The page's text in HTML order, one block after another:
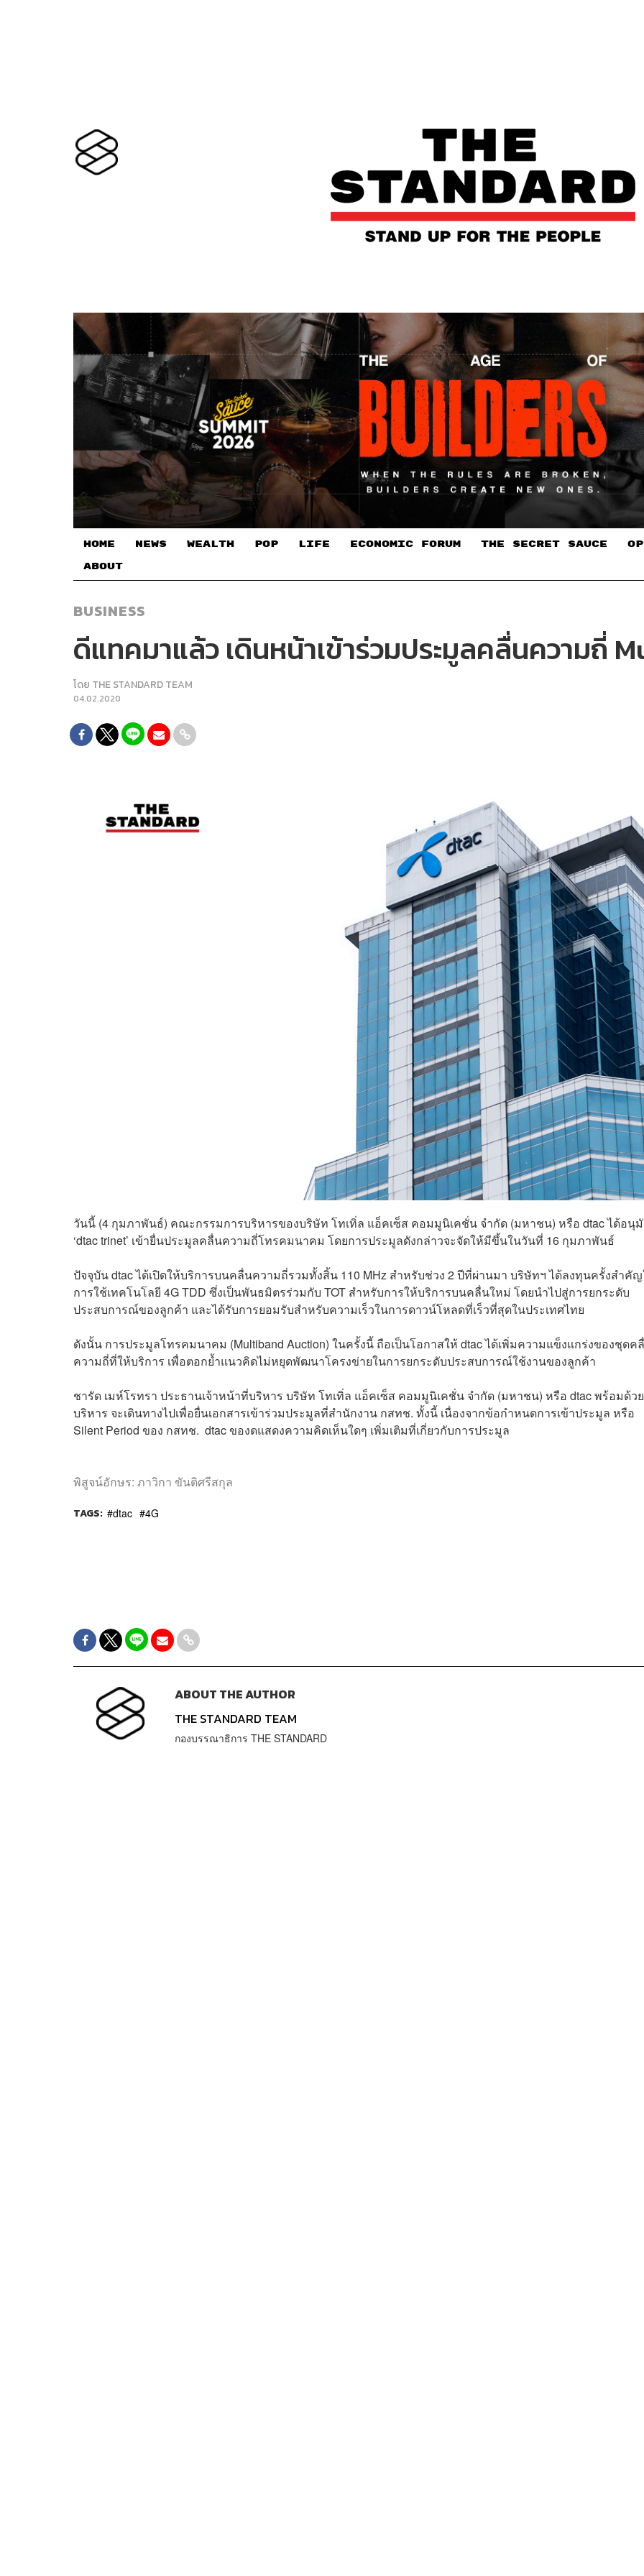
HOME NEWS WEALTH POP LIFE ECONOMIC FORUM THE SECRET SAUCE​
ABOUT
BUSINESS
ดีแทคมาแล้ว เดินหน้าเข้าร่วมประมูลคลื่นความถี่
โดย THE STANDARD TEAM
04.02.2020
วันนี้ (4 กุมภาพันธ์) คณะกรรมการบริหารของบริษัท โทเทิ่ล แอ็คเซ็ส คอมมูนิเคชั่น จำกัด (มหาชน) หรือ dtac ได้อนุ
‘dtac trinet’ เข้ายื่นประมูลคลื่นความถี่โทรคมนาคม โดยการประมูลดังกล่าวจะจัดให้มีขึ้นในวันที่ 16 กุมภาพันธ์
ปัจจุบัน dtac ได้เปิดให้บริการบนคลื่นความถี่รวมทั้งสิ้น 110 MHz สำหรับช่วง 2 ปีที่ผ่านมา บริษัทฯ ได้ลงทุนครั้งสำคั
การใช้เทคโนโลยี 4G TDD ซึ่งเป็นพันธมิตรร่วมกับ TOT สำหรับการให้บริการบนคลื่นใหม่ โดยนำไปสู่การยกระดับ
ประสบการณ์ของลูกค้า และได้รับการยอมรับสำหรับความเร็วในการดาวน์โหลดที่เร็วที่สุดในประเทศไทย
ดังนั้น การประมูลโทรคมนาคม (Multiband Auction) ในครั้งนี้ ถือเป็นโอกาสให้ dtac ได้เพิ่มความแข็งแกร่งของชุดค
ความถี่ที่ให้บริการ เพื่อตอกย้ำแนวคิดไม่หยุดพัฒนาโครงข่ายในการยกระดับประสบการณ์ใช้งานของลูกค้า
ชารัด เมห์โรทรา ประธานเจ้าหน้าที่บริหาร บริษัท โทเทิ่ล แอ็คเซ็ส คอมมูนิเคชั่น จำกัด (มหาชน) หรือ dtac พร้อมด้ว
บริหาร จะเดินทางไปเพื่อยื่นเอกสารเข้าร่วมประมูลที่สำนักงาน กสทช. ทั้งนี้ เนื่องจากข้อกำหนดการเข้าประมูล หรือ
Silent Period ของ กสทช. dtac ของดแสดงความคิดเห็นใดๆ เพิ่มเติมที่เกี่ยวกับการประมูล
พิสูจน์อักษร: ภาวิกา ขันติศรีสกุล
TAGS: dtac 4G
ABOUT THE AUTHOR
THE STANDARD TEAM
กองบรรณาธิการ THE STANDARD